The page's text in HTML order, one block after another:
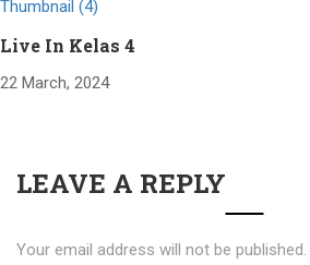
Live In Kelas 4
22 March, 2024
LEAVE A REPLY
Your email address will not be published.